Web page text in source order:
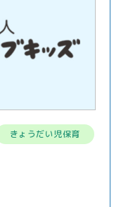
きょうだい児保育